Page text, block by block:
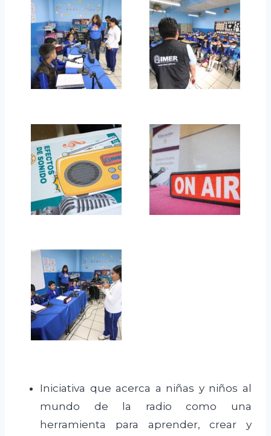
Iniciativa que acerca a niñas y niños al
mundo de la radio como una
herramienta para aprender, crear y